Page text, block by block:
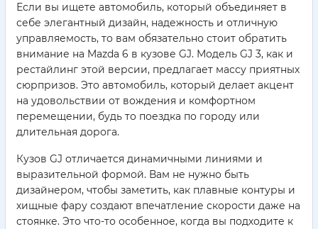
Если вы ищете автомобиль, который объединяет в
себе элегантный дизайн, надежность и отличную
управляемость, то вам обязательно стоит обратить
внимание на Mazda 6 в кузове GJ. Модель GJ 3, как и
рестайлинг этой версии, предлагает массу приятных
сюрпризов. Это автомобиль, который делает акцент
на удовольствии от вождения и комфортном
перемещении, будь то поездка по городу или
длительная дорога.
Кузов GJ отличается динамичными линиями и
выразительной формой. Вам не нужно быть
дизайнером, чтобы заметить, как плавные контуры и
хищные фару создают впечатление скорости даже на
стоянке. Это что-то особенное, когда вы подходите к